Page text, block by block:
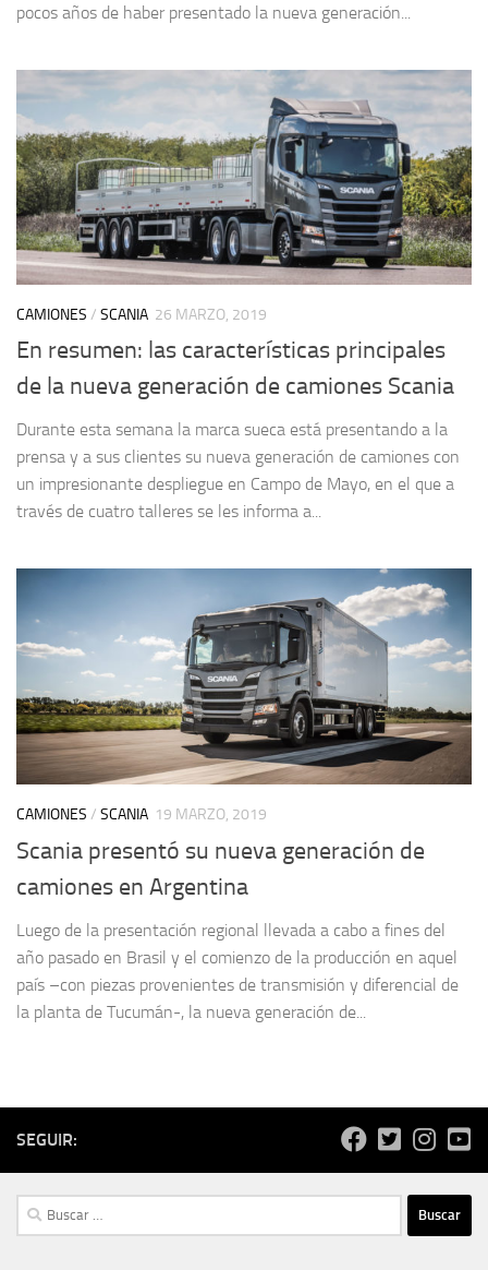
pocos años de haber presentado la nueva generación...
CAMIONES / SCANIA 26 MARZO, 2019
En resumen: las características principales
de la nueva generación de camiones Scania
Durante esta semana la marca sueca está presentando a la
prensa y a sus clientes su nueva generación de camiones con
un impresionante despliegue en Campo de Mayo, en el que a
través de cuatro talleres se les informa a...
CAMIONES / SCANIA 19 MARZO, 2019
Scania presentó su nueva generación de
camiones en Argentina
Luego de la presentación regional llevada a cabo a fines del
año pasado en Brasil y el comienzo de la producción en aquel
país –con piezas provenientes de transmisión y diferencial de
la planta de Tucumán-, la nueva generación de...
SEGUIR:
Buscar: